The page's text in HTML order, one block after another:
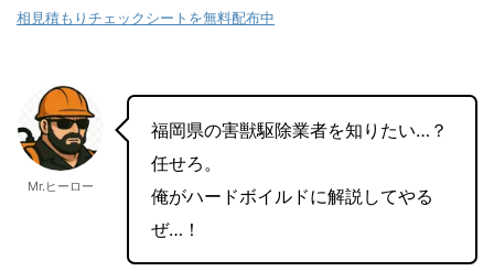
相見積もりチェックシートを無料配布中
Mr.ヒーロー
福岡県の害獣駆除業者を知りたい…？
任せろ。
俺がハードボイルドに解説してやる
ぜ…！